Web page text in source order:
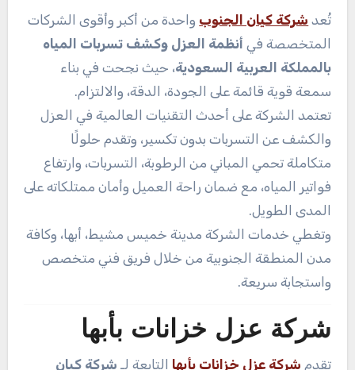
تُعد شركة كيان الجنوب واحدة من أكبر وأقوى الشركات
المتخصصة في أنظمة العزل وكشف تسربات المياه
بالمملكة العربية السعودية، حيث نجحت في بناء
سمعة قوية قائمة على الجودة، الدقة، والالتزام.
تعتمد الشركة على أحدث التقنيات العالمية في العزل
والكشف عن التسربات بدون تكسير، وتقدم حلولًا
متكاملة تحمي المباني من الرطوبة، التسربات، وارتفاع
فواتير المياه، مع ضمان راحة العميل وأمان ممتلكاته على
المدى الطويل.
وتغطي خدمات الشركة مدينة خميس مشيط، أبها، وكافة
مدن المنطقة الجنوبية من خلال فريق فني متخصص
واستجابة سريعة.
شركة عزل خزانات بأبها
تقدم شركة عزل خزانات بأبها التابعة لـ شركة كيان